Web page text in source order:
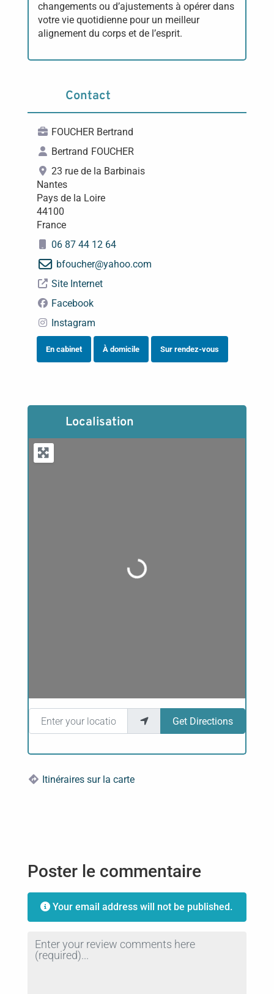
changements ou d’ajustements à opérer dans
votre vie quotidienne pour un meilleur
alignement du corps et de l’esprit.
Contact
FOUCHER Bertrand
Bertrand FOUCHER
23 rue de la Barbinais
Nantes
Pays de la Loire
44100
France
06 87 44 12 64
bfoucher@yahoo.com
Site Internet
Facebook
Instagram
En cabinet À domicile Sur rendez-vous
Localisation
Loading...
Enter your location
Get Directions
Itinéraires sur la carte
Poster le commentaire
Your email address will not be published.
Review text